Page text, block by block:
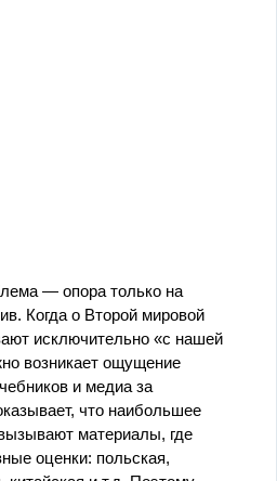
— опора только на
Когда о Второй мировой
исключительно «с нашей
возникает ощущение
и медиа за
что наибольшее
материалы, где
оценки: польская,